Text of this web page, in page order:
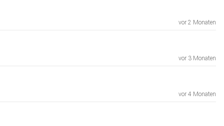
vor 2 Monaten
vor 3 Monaten
vor 4 Monaten